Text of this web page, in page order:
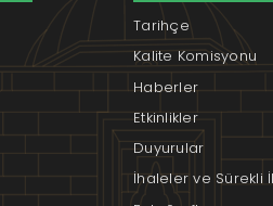
Tarihçe
Kalite Komisyonu
Haberler
Etkinlikler
Duyurular
İhaleler ve Sürekli